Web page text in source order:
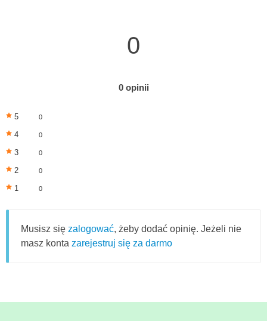
0
0 opinii
5 0
4 0
3 0
2 0
1 0
Musisz się zalogować, żeby dodać opinię. Jeżeli nie
masz konta zarejestruj się za darmo